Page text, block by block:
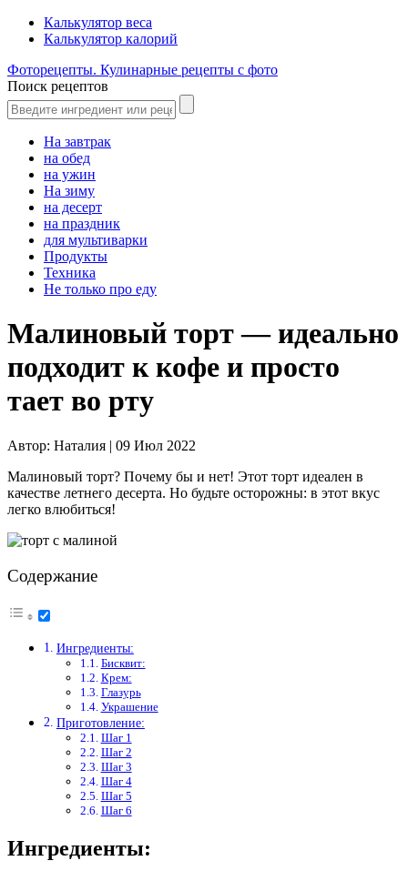
Калькулятор веса
Калькулятор калорий
Фоторецепты. Кулинарные рецепты с фото
Поиск рецептов
На завтрак
на обед
на ужин
На зиму
на десерт
на праздник
для мультиварки
Продукты
Техника
Не только про еду
Малиновый торт — идеально
подходит к кофе и просто
тает во рту
Автор: Наталия | 09 Июл 2022
Малиновый торт? Почему бы и нет! Этот торт идеален в
качестве летнего десерта. Но будьте осторожны: в этот вкус
легко влюбиться!
Содержание
Ингредиенты:
Бисквит:
Крем:
Глазурь
Украшение
Приготовление:
Шаг 1
Шаг 2
Шаг 3
Шаг 4
Шаг 5
Шаг 6
Ингредиенты: